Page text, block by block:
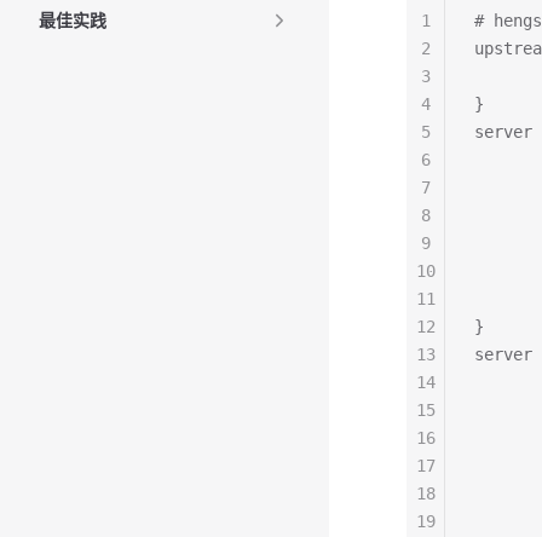
最佳实践
#
}
server
}
server
1
2
3
4
5
6
7
8
9
10
11
12
13
14
15
16
17
18
19